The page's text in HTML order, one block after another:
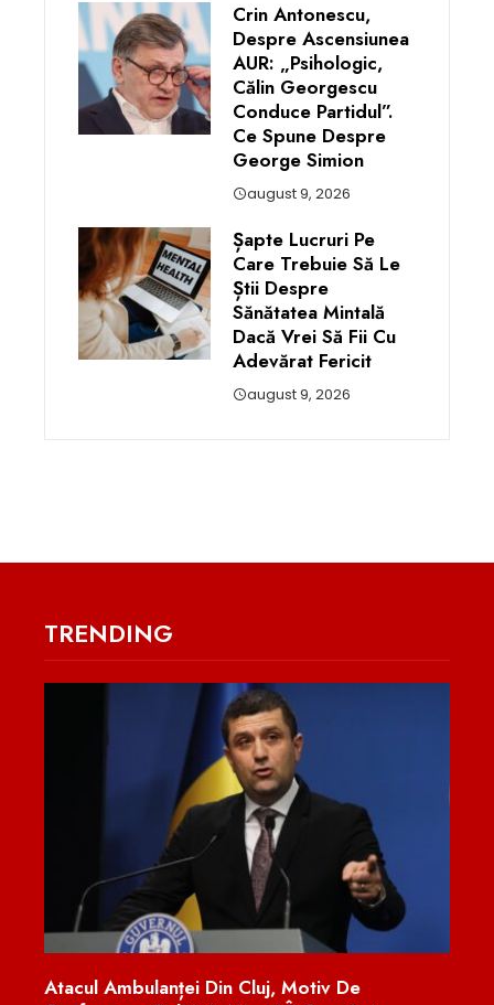
Crin Antonescu,
Despre Ascensiunea
AUR: „Psihologic,
Călin Georgescu
Conduce Partidul”.
Ce Spune Despre
George Simion
august 9, 2026
Șapte Lucruri Pe
Care Trebuie Să Le
Știi Despre
Sănătatea Mintală
Dacă Vrei Să Fii Cu
Adevărat Fericit
august 9, 2026
TRENDING
În Orice Moment, Barjele Pot Fi Dislocate